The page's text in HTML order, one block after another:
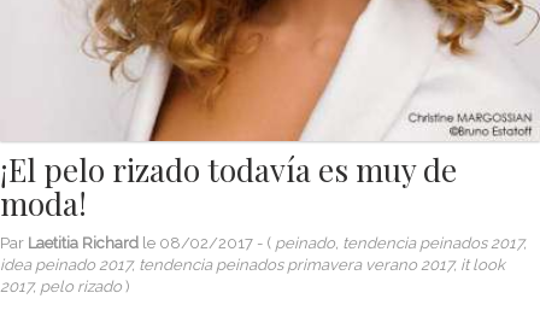
¡El pelo rizado todavía es muy de
moda!
Par Laetitia Richard le 08/02/2017 - ( peinado, tendencia peinados 2017,
idea peinado 2017, tendencia peinados primavera verano 2017, it look
2017, pelo rizado )